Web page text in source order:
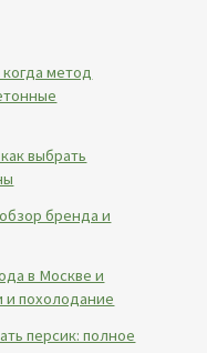
метод
выбрать
бренда и
в Москве и
похолодание
персик: полное